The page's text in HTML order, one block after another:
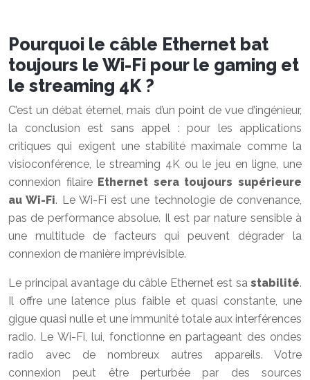
Pourquoi le câble Ethernet bat
toujours le Wi-Fi pour le gaming et
le streaming 4K ?
C’est un débat éternel, mais d’un point de vue d’ingénieur,
la conclusion est sans appel : pour les applications
critiques qui exigent une stabilité maximale comme la
visioconférence, le streaming 4K ou le jeu en ligne, une
connexion filaire Ethernet sera toujours supérieure
au Wi-Fi. Le Wi-Fi est une technologie de convenance,
pas de performance absolue. Il est par nature sensible à
une multitude de facteurs qui peuvent dégrader la
connexion de manière imprévisible.
Le principal avantage du câble Ethernet est sa stabilité.
Il offre une latence plus faible et quasi constante, une
gigue quasi nulle et une immunité totale aux interférences
radio. Le Wi-Fi, lui, fonctionne en partageant des ondes
radio avec de nombreux autres appareils. Votre
connexion peut être perturbée par des sources